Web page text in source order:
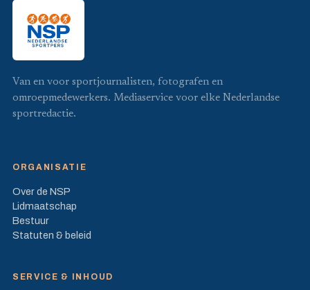
Van en voor sportjournalisten, fotografen en
omroepmedewerkers. Mediaservice voor elke Nederlandse
sportredactie.
ORGANISATIE
Over de NSP
Lidmaatschap
Bestuur
Statuten & beleid
SERVICE & INHOUD